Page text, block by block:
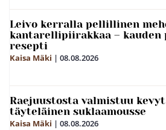
Leivo kerralla pellillinen
kantarellipiirakkaa – kauden
resepti
Kaisa Mäki | 08.08.2026
Raejuustosta valmistuu
täyteläinen suklaamousse
Kaisa Mäki | 08.08.2026